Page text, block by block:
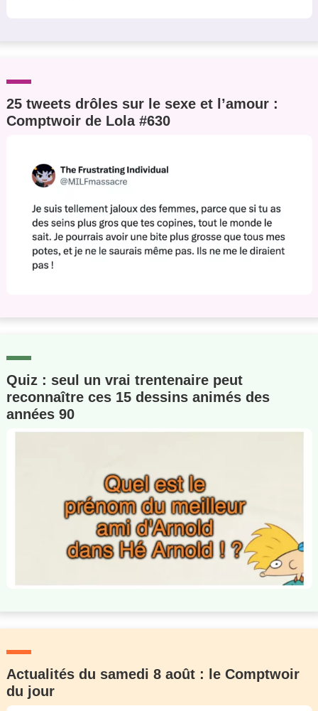
25 tweets drôles sur le sexe et l’amour :
Comptwoir de Lola #630
Quiz : seul un vrai trentenaire peut
reconnaître ces 15 dessins animés des
années 90
Actualités du samedi 8 août : le Comptwoir
du jour